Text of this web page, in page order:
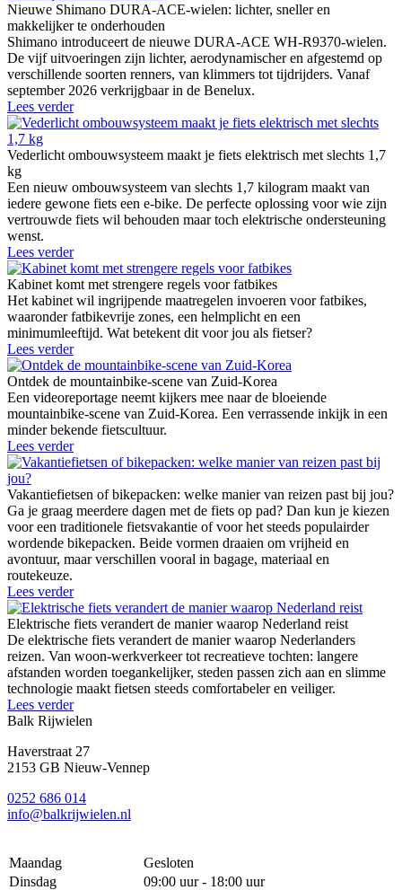
Nieuwe Shimano DURA-ACE-wielen: lichter, sneller en
makkelijker te onderhouden
Shimano introduceert de nieuwe DURA-ACE WH-R9370-wielen.
De vijf uitvoeringen zijn lichter, aerodynamischer en afgestemd op
verschillende soorten renners, van klimmers tot tijdrijders. Vanaf
september 2026 verkrijgbaar in de Benelux.
Lees verder
Vederlicht ombouwsysteem maakt je fiets elektrisch met slechts 1,7
kg
Een nieuw ombouwsysteem van slechts 1,7 kilogram maakt van
iedere gewone fiets een e-bike. De perfecte oplossing voor wie zijn
vertrouwde fiets wil behouden maar toch elektrische ondersteuning
wenst.
Lees verder
Kabinet komt met strengere regels voor fatbikes
Het kabinet wil ingrijpende maatregelen invoeren voor fatbikes,
waaronder fatbikevrije zones, een helmplicht en een
minimumleeftijd. Wat betekent dit voor jou als fietser?
Lees verder
Ontdek de mountainbike-scene van Zuid-Korea
Een videoreportage neemt kijkers mee naar de bloeiende
mountainbike-scene van Zuid-Korea. Een verrassende inkijk in een
minder bekende fietscultuur.
Lees verder
Vakantiefietsen of bikepacken: welke manier van reizen past bij jou?
Ga je graag meerdere dagen met de fiets op pad? Dan kun je kiezen
voor een traditionele fietsvakantie of voor het steeds populairder
wordende bikepacken. Beide vormen draaien om vrijheid en
avontuur, maar verschillen vooral in bagage, materiaal en
routekeuze.
Lees verder
Elektrische fiets verandert de manier waarop Nederland reist
De elektrische fiets verandert de manier waarop Nederlanders
reizen. Van woon-werkverkeer tot recreatieve tochten: langere
afstanden worden toegankelijker, steden passen zich aan en slimme
technologie maakt fietsen steeds comfortabeler en veiliger.
Lees verder
Balk Rijwielen
Haverstraat 27
2153 GB Nieuw-Vennep
0252 686 014
info@balkrijwielen.nl
Maandag
Gesloten
Dinsdag
09:00 uur - 18:00 uur